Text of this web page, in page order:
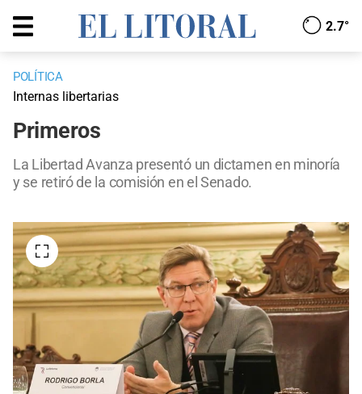
2.7°
POLÍTICA
Internas libertarias
Primeros
La Libertad Avanza presentó un dictamen en minoría
y se retiró de la comisión en el Senado.